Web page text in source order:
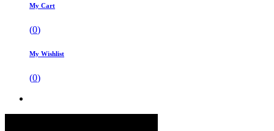
My Cart
(0)
My Wishlist
(0)